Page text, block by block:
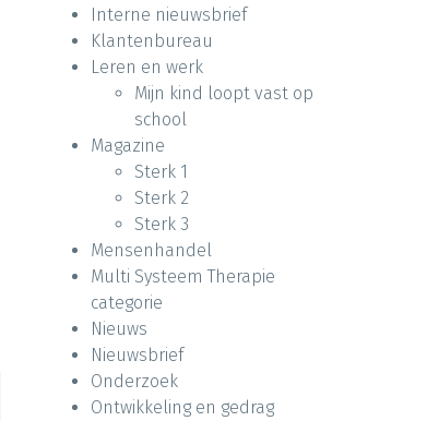
Interne nieuwsbrief
Klantenbureau
Leren en werk
Mijn kind loopt vast op
school
Magazine
Sterk 1
Sterk 2
Sterk 3
Mensenhandel
Multi Systeem Therapie
categorie
Nieuws
Nieuwsbrief
Onderzoek
Ontwikkeling en gedrag